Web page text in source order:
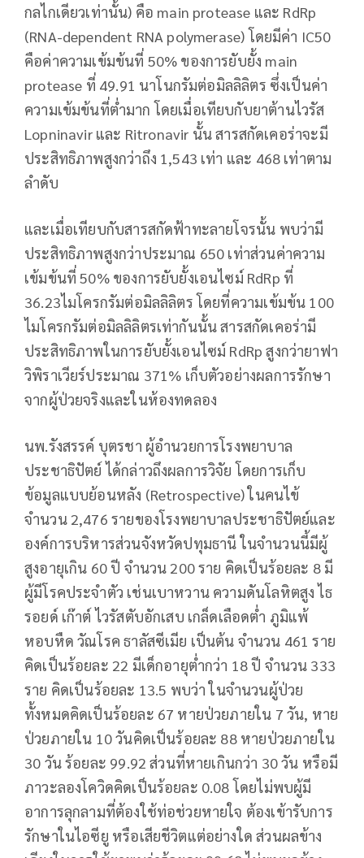
กลไกเดียวเท่านั้น) คือ main protease และ RdRp
(RNA-dependent RNA polymerase) โดยมีค่า IC50
คือค่าความเข้มข้นที่ 50% ของการยับยั้ง main
protease ที่ 49.91 นาโนกรัมต่อมิลลิลิตร ซึ่งเป็นค่า
ความเข้มข้นที่ต่ำมาก โดยเมื่อเทียบกับยาต้านไวรัส
Lopninavir และ Ritronavir นั้น สารสกัดเคอร่าจะมี
ประสิทธิภาพสูงกว่าถึง 1,543 เท่า และ 468 เท่าตาม
ลำดับ
และเมื่อเทียบกับสารสกัดฟ้าทะลายโจรนั้น พบว่ามี
ประสิทธิภาพสูงกว่าประมาณ 650 เท่าส่วนค่าความ
เข้มข้นที่ 50% ของการยับยั้งเอนไซม์ RdRp ที่
36.23ไมโครกรัมต่อมิลลิลิตร โดยที่ความเข้มข้น 100
ไมโครกรัมต่อมิลลิลิตรเท่ากันนั้น สารสกัดเคอร่ามี
ประสิทธิภาพในการยับยั้งเอนไซม์ RdRp สูงกว่ายาฟา
วิพิราเวียร์ประมาณ 371% เก็บตัวอย่างผลการรักษา
จากผู้ป่วยจริงและในห้องทดลอง
นพ.รังสรรค์ บุตรชา ผู้อำนวยการโรงพยาบาล
ประชาธิปัตย์ ได้กล่าวถึงผลการวิจัย โดยการเก็บ
ข้อมูลแบบย้อนหลัง (Retrospective) ในคนไข้
จำนวน 2,476 รายของโรงพยาบาลประชาธิปัตย์และ
องค์การบริหารส่วนจังหวัดปทุมธานี ในจำนวนนี้มีผู้
สูงอายุเกิน 60 ปี จำนวน 200 ราย คิดเป็นร้อยละ 8 มี
ผู้มีโรคประจำตัว เช่นเบาหวาน ความดันโลหิตสูง ไธ
รอยด์ เก๊าต์ ไวรัสตับอักเสบ เกล็ดเลือดต่ำ ภูมิแพ้
หอบหืด วัณโรค ธาลัสซีเมีย เป็นต้น จำนวน 461 ราย
คิดเป็นร้อยละ 22 มีเด็กอายุต่ำกว่า 18 ปี จำนวน 333
ราย คิดเป็นร้อยละ 13.5 พบว่า ในจำนวนผู้ป่วย
ทั้งหมดคิดเป็นร้อยละ 67 หายป่วยภายใน 7 วัน, หาย
ป่วยภายใน 10 วันคิดเป็นร้อยละ 88 หายป่วยภายใน
30 วัน ร้อยละ 99.92 ส่วนที่หายเกินกว่า 30 วัน หรือมี
ภาวะลองโควิดคิดเป็นร้อยละ 0.08 โดยไม่พบผู้มี
อาการลุกลามที่ต้องใช้ท่อช่วยหายใจ ต้องเข้ารับการ
รักษาในไอซียู หรือเสียชีวิตแต่อย่างใด ส่วนผลข้าง